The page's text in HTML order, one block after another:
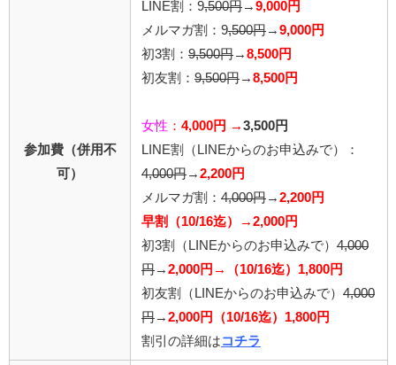
参加費（併用不
可）
LINE割：9,500円 → 9,000円
メルマガ割：9,500円 → 9,000円
初3割： 9,500円 → 8,500円
初友割： 9,500円 → 8,500円
女性 ： 4,000円 → 3,500円
LINE割
（LINEからのお申込みで）
：
4,000円 → 2,200円
メルマガ割： 4,000円 → 2,200円
早割（10/16迄）→2,000円
初3割（LINEからのお申込みで） 4,000
円 → 2,000円→（10/16迄）1,800円
初友割（LINEからのお申込みで） 4,000
円 → 2,000円（10/16迄）1,800円
割引の詳細は コチラ